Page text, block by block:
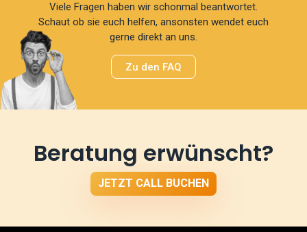
Viele Fragen haben wir schonmal beantwortet.
Schaut ob sie euch helfen, ansonsten wendet euch
gerne direkt an uns.
Zu den FAQ
Beratung erwünscht?
JETZT CALL BUCHEN